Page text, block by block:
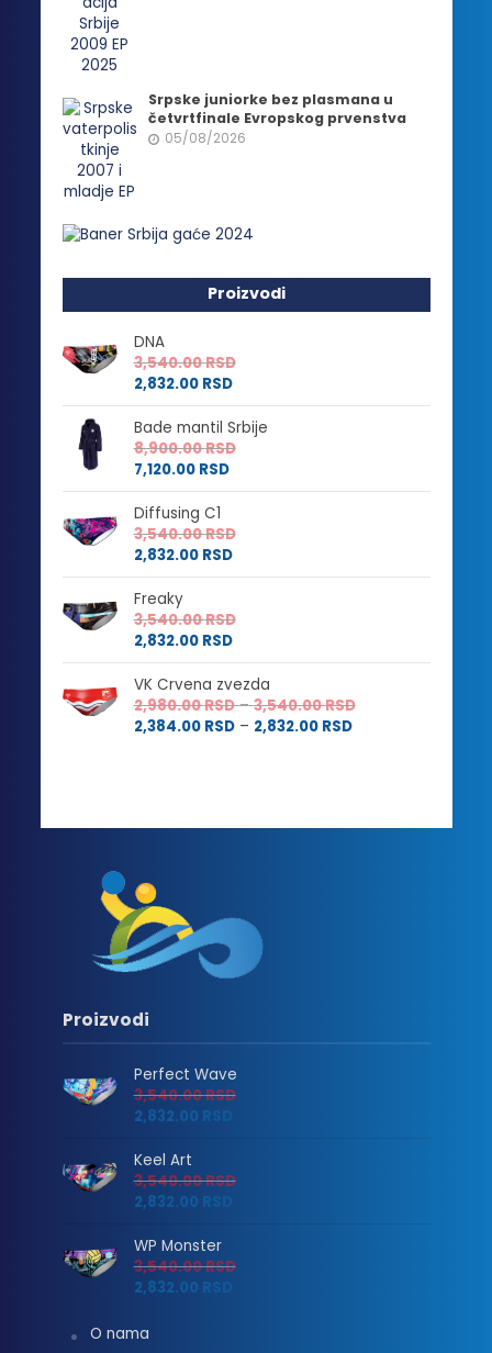
Srpske juniorke bez plasmana u
četvrtfinale Evropskog prvenstva
05/08/2026
Proizvodi
DNA
3,540.00RSD
2,832.00 RSD
Bade mantil Srbije
8,900.00RSD
7,120.00 RSD
Diffusing C1
3,540.00RSD
2,832.00 RSD
Freaky
3,540.00RSD
2,832.00 RSD
VK Crvena zvezda
2,980.00RSD – 3,540.00RSDRaspon
2,384.00 RSD – 2,832.00 RSDRaspon
2,832.00 RSD
Proizvodi
Perfect Wave
3,540.00RSD
2,832.00 RSD
Keel Art
3,540.00RSD
2,832.00 RSD
WP Monster
3,540.00RSD
2,832.00 RSD
O nama